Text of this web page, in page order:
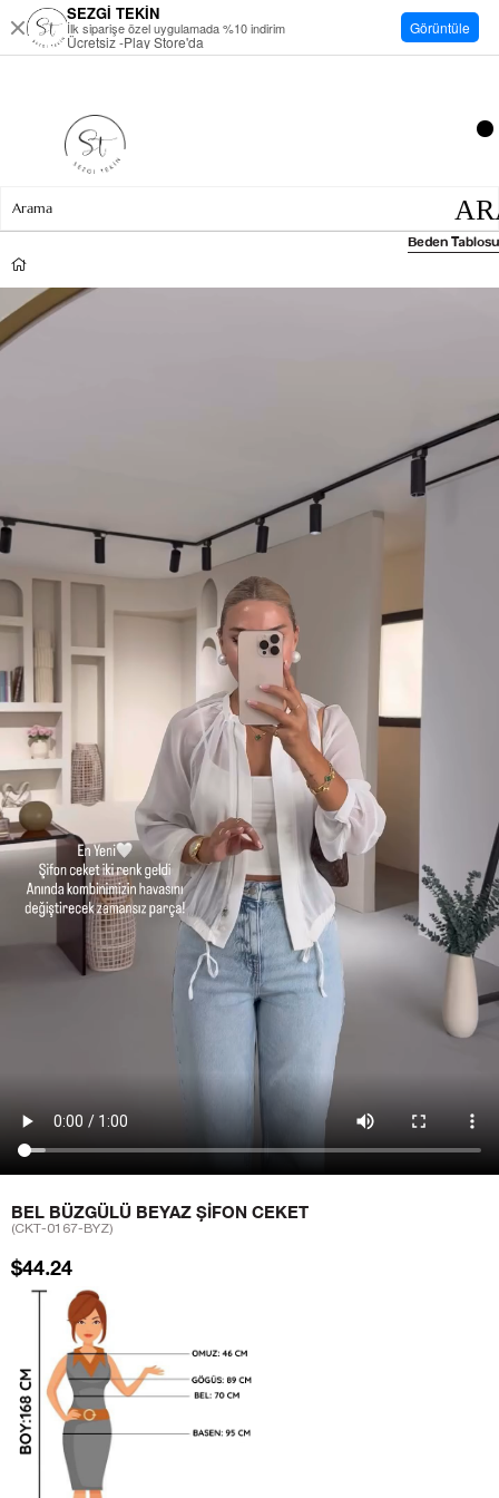
BEL BÜZGÜLÜ BEYAZ ŞIFON CEKET
(CKT-0167-BYZ)
$44.24
Beden Tablosu
SEZGİ TEKİN
İlk siparişe özel uygulamada %10 indirim
Ücretsiz -Play Store'da
Görüntüle